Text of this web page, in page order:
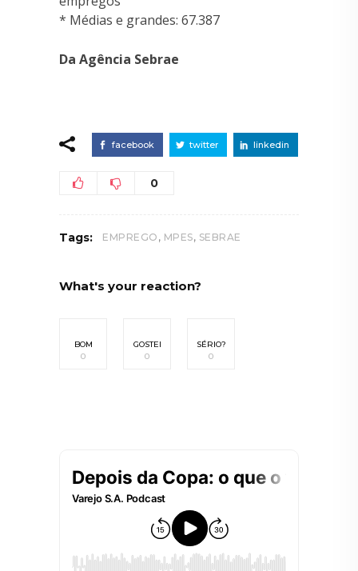
* Médias e grandes: 67.387
Da Agência Sebrae
facebook twitter linkedin
0
Tags: EMPREGO , MPES, SEBRAE
What's your reaction?
BOM
0
GOSTEI
0
SÉRIO?
0